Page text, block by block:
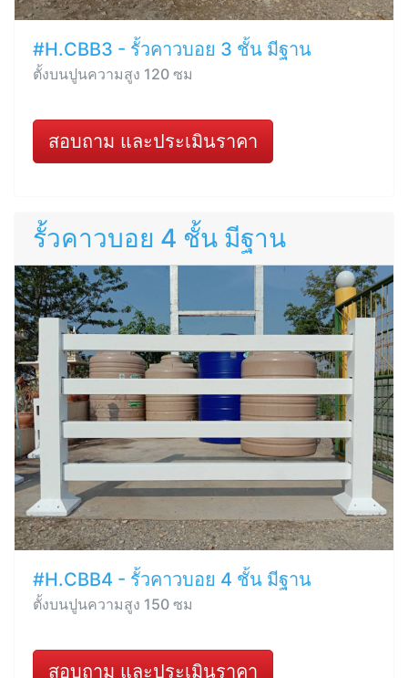
#H.CBB3 - รั้วคาวบอย 3 ชั้น มีฐาน
ตั้งบนปูนความสูง 120 ซม
สอบถาม และประเมินราคา
รั้วคาวบอย 4 ชั้น มีฐาน
#H.CBB4 - รั้วคาวบอย 4 ชั้น มีฐาน
ตั้งบนปูนความสูง 150 ซม
สอบถาม และประเมินราคา